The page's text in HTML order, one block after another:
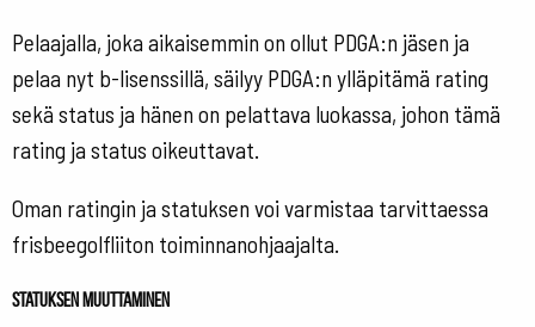
Pelaajalla, joka aikaisemmin on ollut PDGA:n jäsen ja
pelaa nyt b-lisenssillä, säilyy PDGA:n ylläpitämä rating
sekä status ja hänen on pelattava luokassa, johon tämä
rating ja status oikeuttavat.
Oman ratingin ja statuksen voi varmistaa tarvittaessa
frisbeegolfliiton toiminnanohjaajalta.
Statuksen muuttaminen